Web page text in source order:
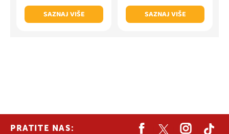
SAZNAJ VIŠE
SAZNAJ VIŠE
PRATITE NAS: